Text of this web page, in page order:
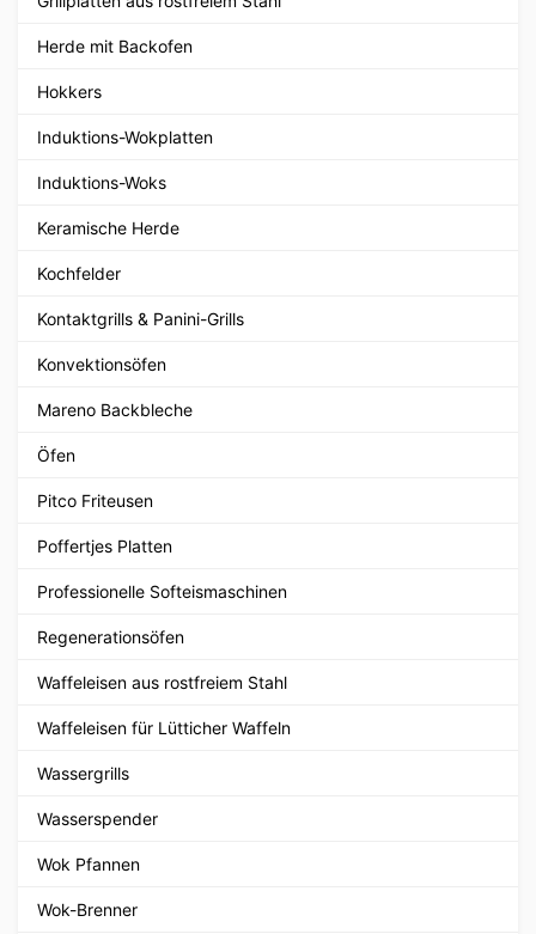
Herde mit Backofen
Hokkers
Induktions-Wokplatten
Induktions-Woks
Keramische Herde
Kochfelder
Kontaktgrills & Panini-Grills
Konvektionsöfen
Mareno Backbleche
Öfen
Pitco Friteusen
Poffertjes Platten
Professionelle Softeismaschinen
Regenerationsöfen
Waffeleisen aus rostfreiem Stahl
Waffeleisen für Lütticher Waffeln
Wassergrills
Wasserspender
Wok Pfannen
Wok-Brenner